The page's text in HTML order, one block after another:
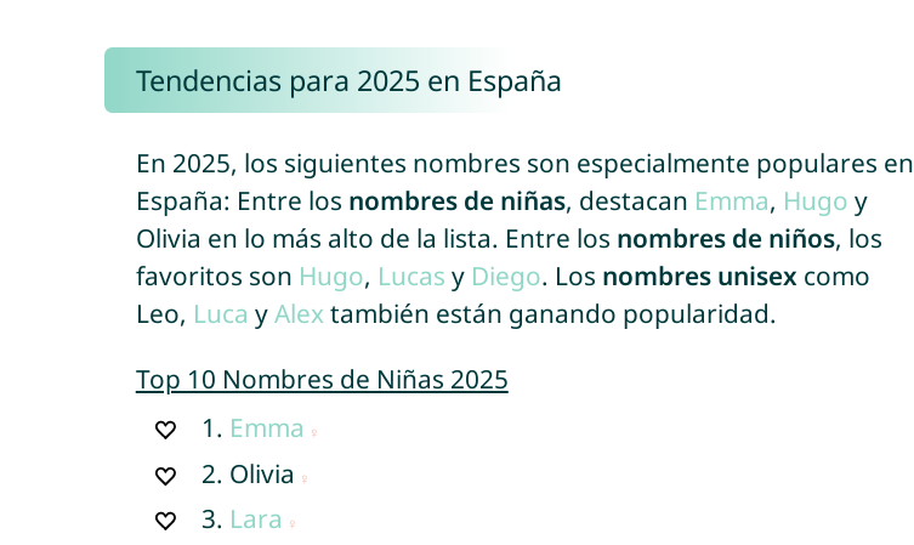
Tendencias para 2025 en España
En 2025, los siguientes nombres son especialmente populares en
España: Entre los nombres de niñas, destacan Emma, Hugo y
Olivia en lo más alto de la lista. Entre los nombres de niños, los
favoritos son Hugo, Lucas y Diego. Los nombres unisexcomo
Leo, Luca yAlextambién están ganando popularidad.
Top 10 Nombres de Niñas 2025
1. Emma
2. Olivia
3. Lara